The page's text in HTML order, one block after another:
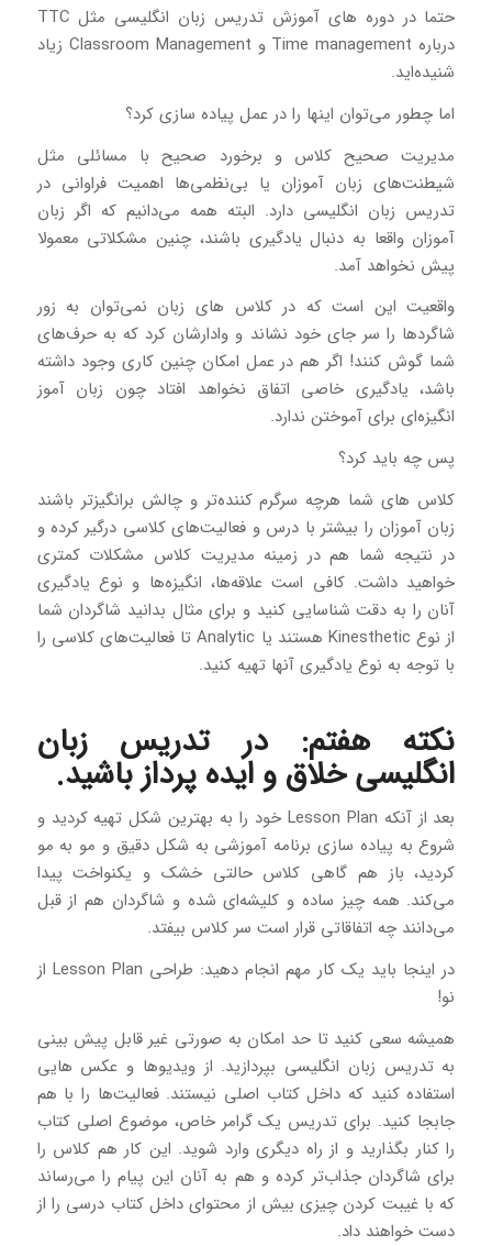
حتما در دوره های آموزش تدریس زبان انگلیسی مثل TTC
درباره Time management و Classroom Management زیاد
شنیده‌اید.
اما چطور می‌توان اینها را در عمل پیاده سازی کرد؟
مدیریت صحیح کلاس و برخورد صحیح با مسائلی مثل
شیطنت‌های زبان آموزان یا بی‌نظمی‌ها اهمیت فراوانی در
تدریس زبان انگلیسی دارد. البته همه می‌دانیم که اگر زبان
آموزان واقعا به دنبال یادگیری باشند، چنین مشکلاتی معمولا
پیش نخواهد آمد.
واقعیت این است که در کلاس های زبان نمی‌توان به زور
شاگردها را سر جای خود نشاند و وادارشان کرد که به حرف‌های
شما گوش کنند! اگر هم در عمل امکان چنین کاری وجود داشته
باشد، یادگیری خاصی اتفاق نخواهد افتاد چون زبان آموز
انگیزه‌ای برای آموختن ندارد.
پس چه باید کرد؟
کلاس های شما هرچه سرگرم‌ کننده‌تر و چالش برانگیز‌تر باشند
زبان آموزان را بیشتر با درس و فعالیت‌های کلاسی درگیر کرده و
در نتیجه شما هم در زمینه مدیریت کلاس مشکلات کمتری
خواهید داشت. کافی است علاقه‌ها، انگیزه‌ها و نوع یادگیری
آنان را به دقت شناسایی کنید و برای مثال بدانید شاگردان شما
از نوع Kinesthetic هستند یا Analytic تا فعالیت‌های کلاسی را
با توجه به نوع یادگیری آنها تهیه کنید.
نکته هفتم: در تدریس زبان
انگلیسی خلاق و ایده پرداز باشید.
بعد از آنکه Lesson Plan خود را به بهترین شکل تهیه کردید و
شروع به پیاده سازی برنامه آموزشی به شکل دقیق و مو به مو
کردید، باز هم گاهی کلاس حالتی خشک و یکنواخت پیدا
می‌کند. همه چیز ساده و کلیشه‌ای شده و شاگردان هم از قبل
می‌دانند چه اتفاقاتی قرار است سر کلاس بیفتد.
در اینجا باید یک کار مهم انجام دهید: طراحی Lesson Plan از
نو!
همیشه سعی کنید تا حد امکان به صورتی غیر قابل پیش بینی
به تدریس زبان انگلیسی بپردازید. از ویدیوها و عکس هایی
استفاده کنید که داخل کتاب اصلی نیستند. فعالیت‌ها را با هم
جابجا کنید. برای تدریس یک گرامر خاص، موضوع اصلی کتاب
را کنار بگذارید و از راه دیگری وارد شوید. این کار هم کلاس را
برای شاگردان جذاب‌تر کرده و هم به آنان این پیام را می‌رساند
که با غیبت کردن چیزی بیش از محتوای داخل کتاب درسی را از
دست خواهند داد.